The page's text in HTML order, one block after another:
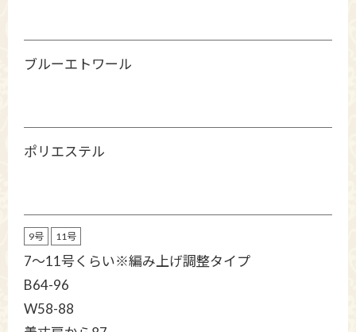
ブルーエトワール
ポリエステル
9号 11号
7～11号くらい※編み上げ調整タイプ
B64-96
W58-88